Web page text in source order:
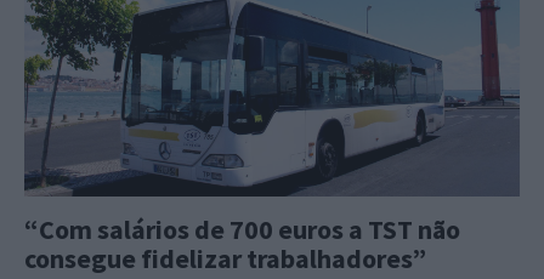
“Com salários de 700 euros a TST não
consegue fidelizar trabalhadores”